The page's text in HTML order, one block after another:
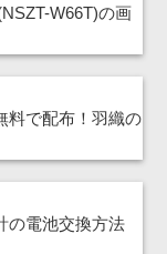
W66T)の画
料で配布！羽織の
の電池交換方法